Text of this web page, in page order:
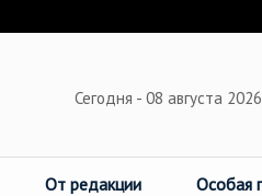
Сегодня - 08 августа
От редакции Особая